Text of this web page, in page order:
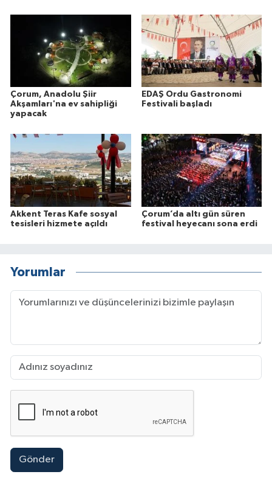
Çorum, Anadolu Şiir
Akşamları'na ev sahipliği
yapacak
EDAŞ Ordu Gastronomi
Festivali başladı
Akkent Teras Kafe sosyal
tesisleri hizmete açıldı
Çorum’da altı gün süren
festival heyecanı sona erdi
Yorumlar
Gönder